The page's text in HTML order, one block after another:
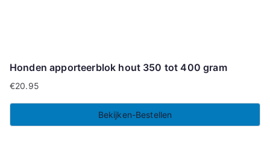
Honden apporteerblok hout 350 tot 400 gram
€20.95
Bekijken-Bestellen